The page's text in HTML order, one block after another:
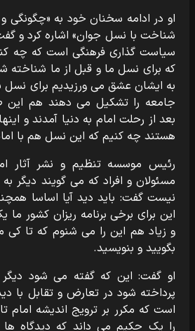
او در ادامه سخنان خود به «چگونگی
شناخت با نسل جوان» اشاره کرد و
سیاست گذاری فرهنگی است که چه
که برای نسل ما و قبل از ما شناخته
جامعه را تشکیل می دهند هم
بعد از رحلت امام به دنیا آمدند و
هستند چه کنیم که این نسل هم با
رئیس موسسه تنظیم و نشر آثار
مسئولان و افراد که می گویند دیگر
نیست گفت: باید دید آیا اساسا
این برای برخی برنامه ریزان کشور
و زیاد هم این را می شنوم که تا کی
بگویید و بنویسید.
او گفت: این که گفته می شود
پرداخته شود در تعارض و تقابل با
است که مکرر بر ترویج اندیشه امام
را یک حکیم می داند که دیدگاه